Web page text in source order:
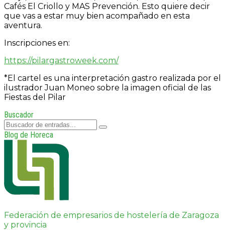
Cafés El Criollo y MAS Prevención. Esto quiere decir
que vas a estar muy bien acompañado en esta
aventura.
Inscripciones en:
https://pilargastroweek.com/
*El cartel es una interpretación gastro realizada por el
ilustrador Juan Moneo sobre la imagen oficial de las
Fiestas del Pilar
Buscador
Blog de Horeca
Federación de empresarios de hostelería de Zaragoza
y provincia